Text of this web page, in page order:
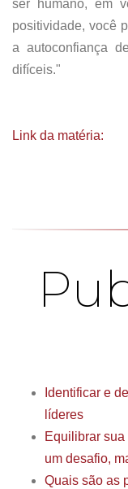
ser humano, em
positividade, você
a autoconfiança
difíceis."
Link da matéria:
Identificar e
líderes
Equilibrar
um desafio,
Quais são as